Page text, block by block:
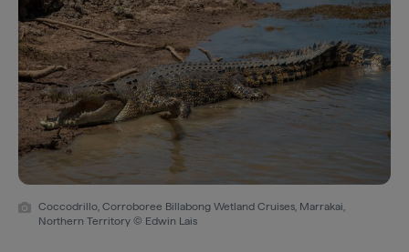
Coccodrillo, Corroboree Billabong Wetland Cruises, Marrakai,
Northern Territory © Edwin Lais